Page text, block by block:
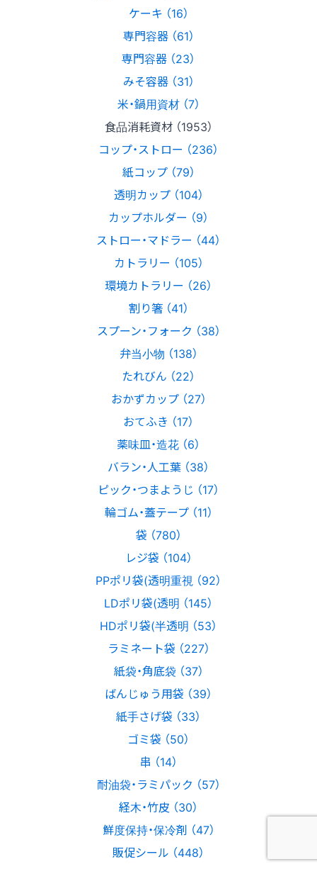
ケーキ （16）
専門容器 （61）
専門容器 （23）
みそ容器 （31）
米・鍋用資材 （7）
食品消耗資材 （1953）
コップ・ストロー （236）
紙コップ （79）
透明カップ （104）
カップホルダー （9）
ストロー・マドラー （44）
カトラリー （105）
環境カトラリー （26）
割り箸 （41）
スプーン・フォーク （38）
弁当小物 （138）
たれびん （22）
おかずカップ （27）
おてふき （17）
薬味皿・造花 （6）
バラン・人工葉 （38）
ピック・つまようじ （17）
輪ゴム・蓋テープ （11）
袋 （780）
レジ袋 （104）
PPポリ袋(透明重視 （92）
LDポリ袋(透明 （145）
HDポリ袋(半透明 （53）
ラミネート袋 （227）
紙袋・角底袋 （37）
ばんじゅう用袋 （39）
紙手さげ袋 （33）
ゴミ袋 （50）
串 （14）
耐油袋・ラミパック （57）
経木・竹皮 （30）
鮮度保持・保冷剤 （47）
販促シール （448）